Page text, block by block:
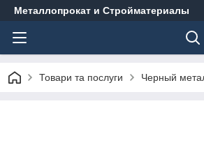
Металлопрокат и Стройматериалы
Товари та послуги Черный